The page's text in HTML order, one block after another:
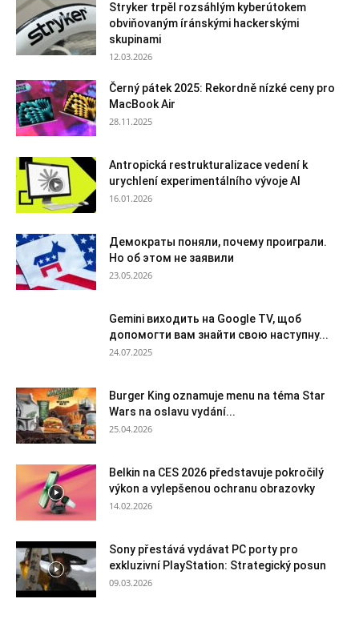
Stryker trpěl rozsáhlým kyberútokem
obviňovaným íránskými hackerskými
skupinami
12.03.2026
Černý pátek 2025: Rekordně nízké ceny pro
MacBook Air
28.11.2025
Antropická restrukturalizace vedení k
urychlení experimentálního vývoje AI
16.01.2026
Демократы поняли, почему проиграли.
Но об этом не заявили
23.05.2026
Gemini виходить на Google TV, щоб
допомогти вам знайти свою наступну...
24.07.2025
Burger King oznamuje menu na téma Star
Wars na oslavu vydání...
25.04.2026
Belkin na CES 2026 představuje pokročilý
výkon a vylepšenou ochranu obrazovky
14.02.2026
Sony přestává vydávat PC porty pro
exkluzivní PlayStation: Strategický posun
09.03.2026